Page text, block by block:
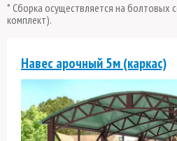
* Сборка осуществляется на болтовых
комплект).
Навес арочный 5м (каркас)